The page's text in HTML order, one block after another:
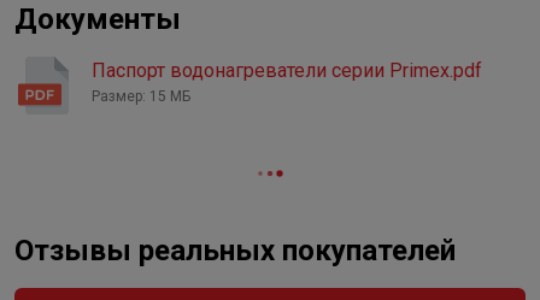
Защита от перегрева
Анод/материал анода магниевый анод
Форма
Нет
Длина в упаковке, см. 45.000
Ширина в упаковке, см. 45.000
Документы
Паспорт водонагреватели серии Primex.pdf
Размер: 15 МБ
Отзывы реальных покупателей